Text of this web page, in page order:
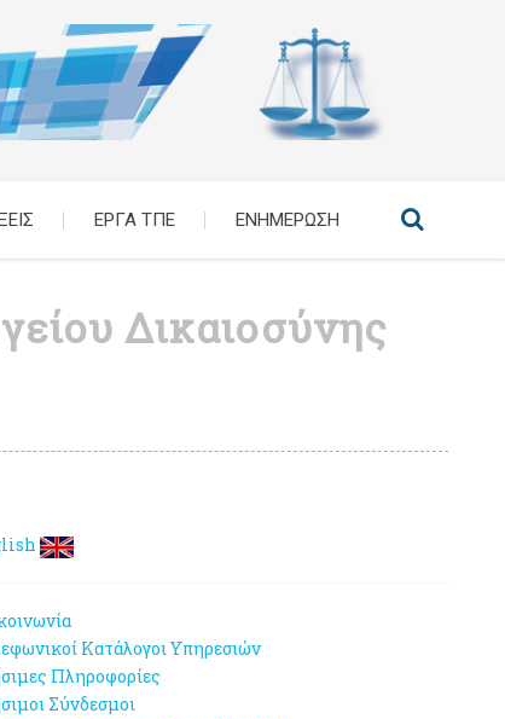
ΕΡΓΑ ΤΠΕ ΕΝΗΜΕΡΩΣΗ
Δικαιοσύνης
Κατάλογοι Υπηρεσιών
Πληροφορίες
Σύνδεσμοι